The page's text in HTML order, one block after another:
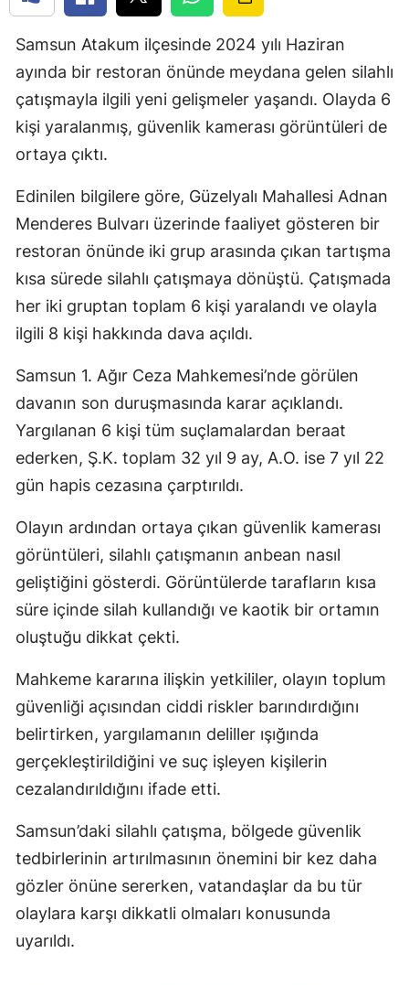
Samsun Atakum ilçesinde 2024 yılı Haziran
ayında bir restoran önünde meydana gelen silahlı
çatışmayla ilgili yeni gelişmeler yaşandı. Olayda 6
kişi yaralanmış, güvenlik kamerası görüntüleri de
ortaya çıktı.
Edinilen bilgilere göre, Güzelyalı Mahallesi Adnan
Menderes Bulvarı üzerinde faaliyet gösteren bir
restoran önünde iki grup arasında çıkan tartışma
kısa sürede silahlı çatışmaya dönüştü. Çatışmada
her iki gruptan toplam 6 kişi yaralandı ve olayla
ilgili 8 kişi hakkında dava açıldı.
Samsun 1. Ağır Ceza Mahkemesi’nde görülen
davanın son duruşmasında karar açıklandı.
Yargılanan 6 kişi tüm suçlamalardan beraat
ederken, Ş.K. toplam 32 yıl 9 ay, A.O. ise 7 yıl 22
gün hapis cezasına çarptırıldı.
Olayın ardından ortaya çıkan güvenlik kamerası
görüntüleri, silahlı çatışmanın anbean nasıl
geliştiğini gösterdi. Görüntülerde tarafların kısa
süre içinde silah kullandığı ve kaotik bir ortamın
oluştuğu dikkat çekti.
Mahkeme kararına ilişkin yetkililer, olayın toplum
güvenliği açısından ciddi riskler barındırdığını
belirtirken, yargılamanın deliller ışığında
gerçekleştirildiğini ve suç işleyen kişilerin
cezalandırıldığını ifade etti.
Samsun’daki silahlı çatışma, bölgede güvenlik
tedbirlerinin artırılmasının önemini bir kez daha
gözler önüne sererken, vatandaşlar da bu tür
olaylara karşı dikkatli olmaları konusunda
uyarıldı.